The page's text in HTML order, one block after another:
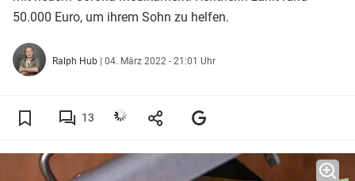
50.000 Euro, um ihrem Sohn zu helfen.
Ralph Hub | 04. März 2022 - 21:01 Uhr
13